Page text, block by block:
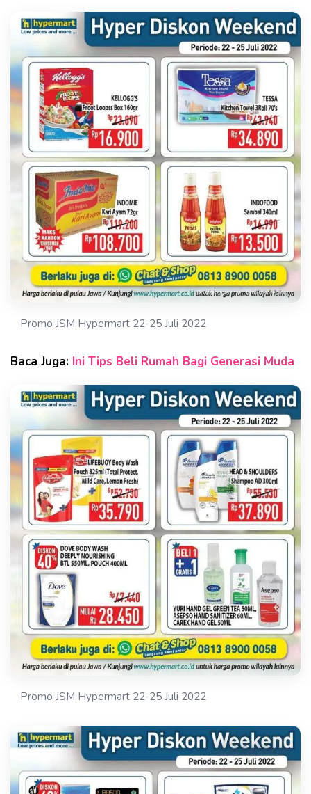
Promo JSM Hypermart 22-25 Juli 2022
Baca Juga: Ini Tips Beli Rumah Bagi Generasi Muda
Promo JSM Hypermart 22-25 Juli 2022